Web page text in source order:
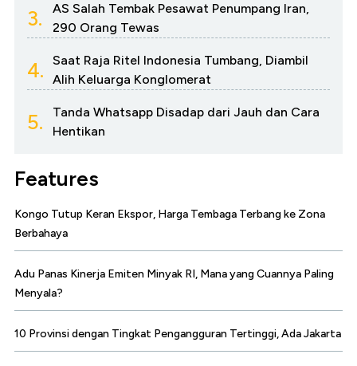
3.
AS Salah Tembak Pesawat Penumpang Iran,
290 Orang Tewas
4.
Saat Raja Ritel Indonesia Tumbang, Diambil
Alih Keluarga Konglomerat
5.
Tanda Whatsapp Disadap dari Jauh dan Cara
Hentikan
Features
Kongo Tutup Keran Ekspor, Harga Tembaga Terbang ke Zona
Berbahaya
Adu Panas Kinerja Emiten Minyak RI, Mana yang Cuannya Paling
Menyala?
10 Provinsi dengan Tingkat Pengangguran Tertinggi, Ada Jakarta